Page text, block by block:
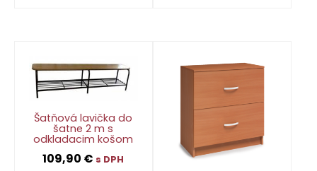
Šatňová lavička do
šatne 2 m s
odkladacim košom
109,90 € s DPH